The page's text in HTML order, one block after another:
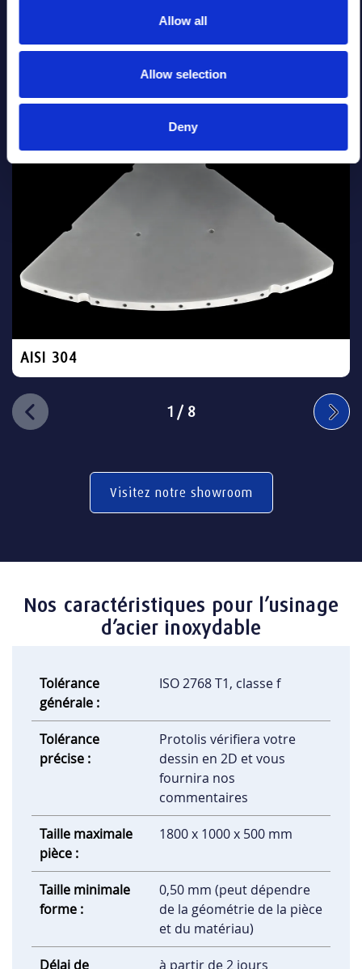
Allow all
Allow selection
Deny
AISI 304
1/ 8
Visitez notre showroom
Nos caractéristiques pour l’usinage
d’acier inoxydable
Tolérance
générale :
ISO 2768 T1, classe f
Tolérance
précise :
Protolis vérifiera votre
dessin en 2D et vous
fournira nos
commentaires
Taille maximale
pièce :
1800 x 1000 x 500 mm
Taille minimale
forme :
0,50 mm (peut dépendre
de la géométrie de la pièce
et du matériau)
Délai de à partir de 2 jours